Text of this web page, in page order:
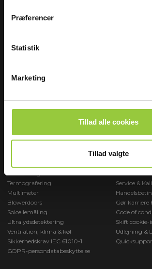
Præferencer
Statistik
Marketing
Tillad alle cookies
Tillad valgte
T:+45 7022 1000
FLIR
KLS-systemet
Test af RCD, f.eks. HpFI
Flicker
Elma
FLIR C5
Elma
Elma
Elma Laser
Minikataloger
Termografering
Multimeter
Blowerdoors
Solcellemåling
Ultralydsdetektering
Ventilation, klima & køl
Sikkerhedskrav IEC 61010-1
GDPR-persondatabeskyttelse
SERVICE
Service &
Gør karriere
Code of
Skift cookie-
Udlejning &